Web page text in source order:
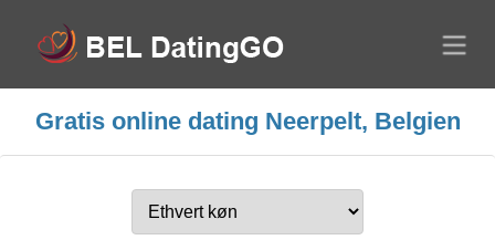
Gratis online dating Neerpelt, Belgien